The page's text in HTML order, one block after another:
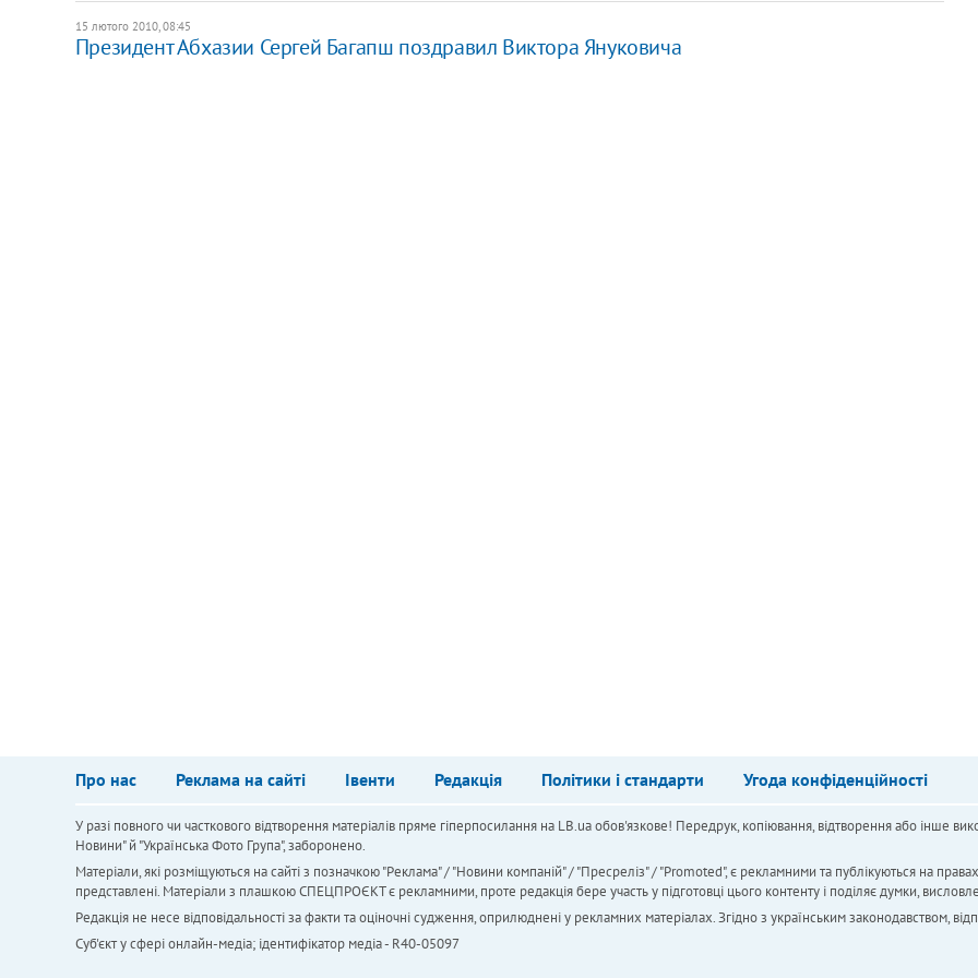
15 лютого 2010, 08:45
Президент Абхазии Сергей Багапш поздравил Виктора Януковича
Про нас Реклама на сайті Івенти Редакція Політики і стандарти Угода конфіденційності
У разі повного чи часткового відтворення матеріалів пряме гіперпосилання на LB.ua обов'язкове! Передрук, копіювання, відтворення або інше
Новини" й "Українська Фото Група", заборонено.
Матеріали, які розміщуються на сайті з позначкою "Реклама" / "Новини компаній" / "Пресреліз" / "Promoted", є рекламними та публікуються на
представлені. Матеріали з плашкою СПЕЦПРОЄКТ є рекламними, проте редакція бере участь у підготовці цього контенту і поділяє думки,
Редакція не несе відповідальності за факти та оціночні судження, оприлюднені у рекламних матеріалах. Згідно з українським законодавством,
Cуб'єкт у сфері онлайн-медіа; ідентифікатор медіа - R40-05097